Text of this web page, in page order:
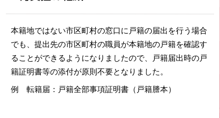
本籍地ではない市区町村の窓口に戸籍の届出を行う場合
でも、提出先の市区町村の職員が本籍地の戸籍を確認す
ることができるようになりましたので、戸籍届出時の戸
籍証明書等の添付が原則不要となりました。
例 転籍届：戸籍全部事項証明書（戸籍謄本）